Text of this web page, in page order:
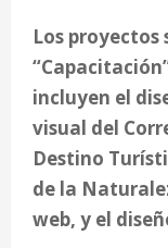
Los
incluyen el
visual del
Destino
de la
web, y el